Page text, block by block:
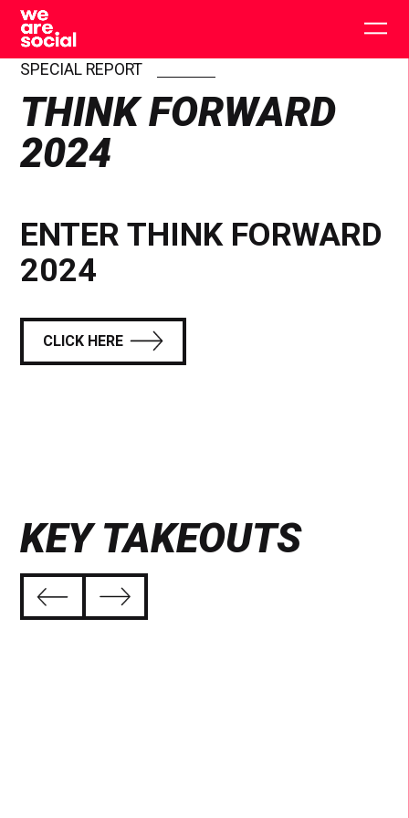
Skip
content
SPECIAL REPORT
THINK FORWARD
2024
ENTER THINK FORWARD
2024
CLICK HERE
KEY TAKEOUTS